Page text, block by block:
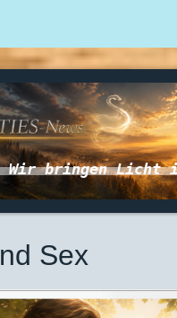
Wir bringen Licht
Sex